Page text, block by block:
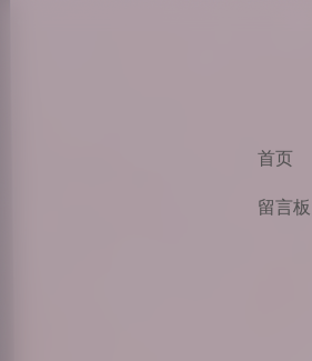
首页
留言板